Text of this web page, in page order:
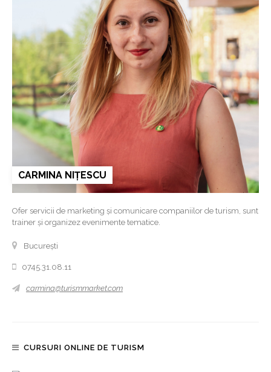
CARMINA NIȚESCU
Ofer servicii de marketing și comunicare companiilor de turism, sunt
trainer și organizez evenimente tematice.
București
0745.31.08.11
carmina@turismmarket.com
CURSURI ONLINE DE TURISM